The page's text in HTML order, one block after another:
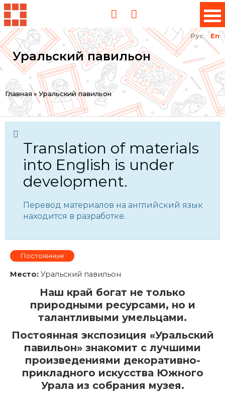
Рус En
Уральский павильон
You
are
here
Главная »Уральский павильон
Translation of materials
into English is under
development.
Перевод материалов на английский язык
находится в разработке.
Постоянные
Место: Уральский павильон
Наш край богат не только
природными ресурсами, но и
талантливыми умельцами.
Постоянная экспозиция «Уральский
павильон» знакомит с лучшими
произведениями декоративно-
прикладного искусства Южного
Урала из собрания музея.